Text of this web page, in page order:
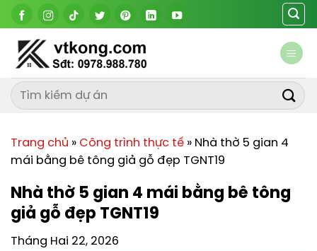
Chuyển
đến
dung
Trang chủ » Công trình thực tế » Nhà thờ 5 gian 4
mái bằng bê tông giả gỗ đẹp TGNT19
Nhà thờ 5 gian 4 mái bằng bê tông
giả gỗ đẹp TGNT19
Tháng Hai 22, 2026